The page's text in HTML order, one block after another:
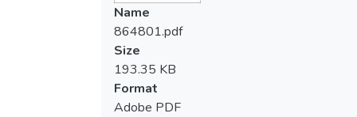
Name
864801.pdf
Size
193.35 KB
Format
Adobe PDF